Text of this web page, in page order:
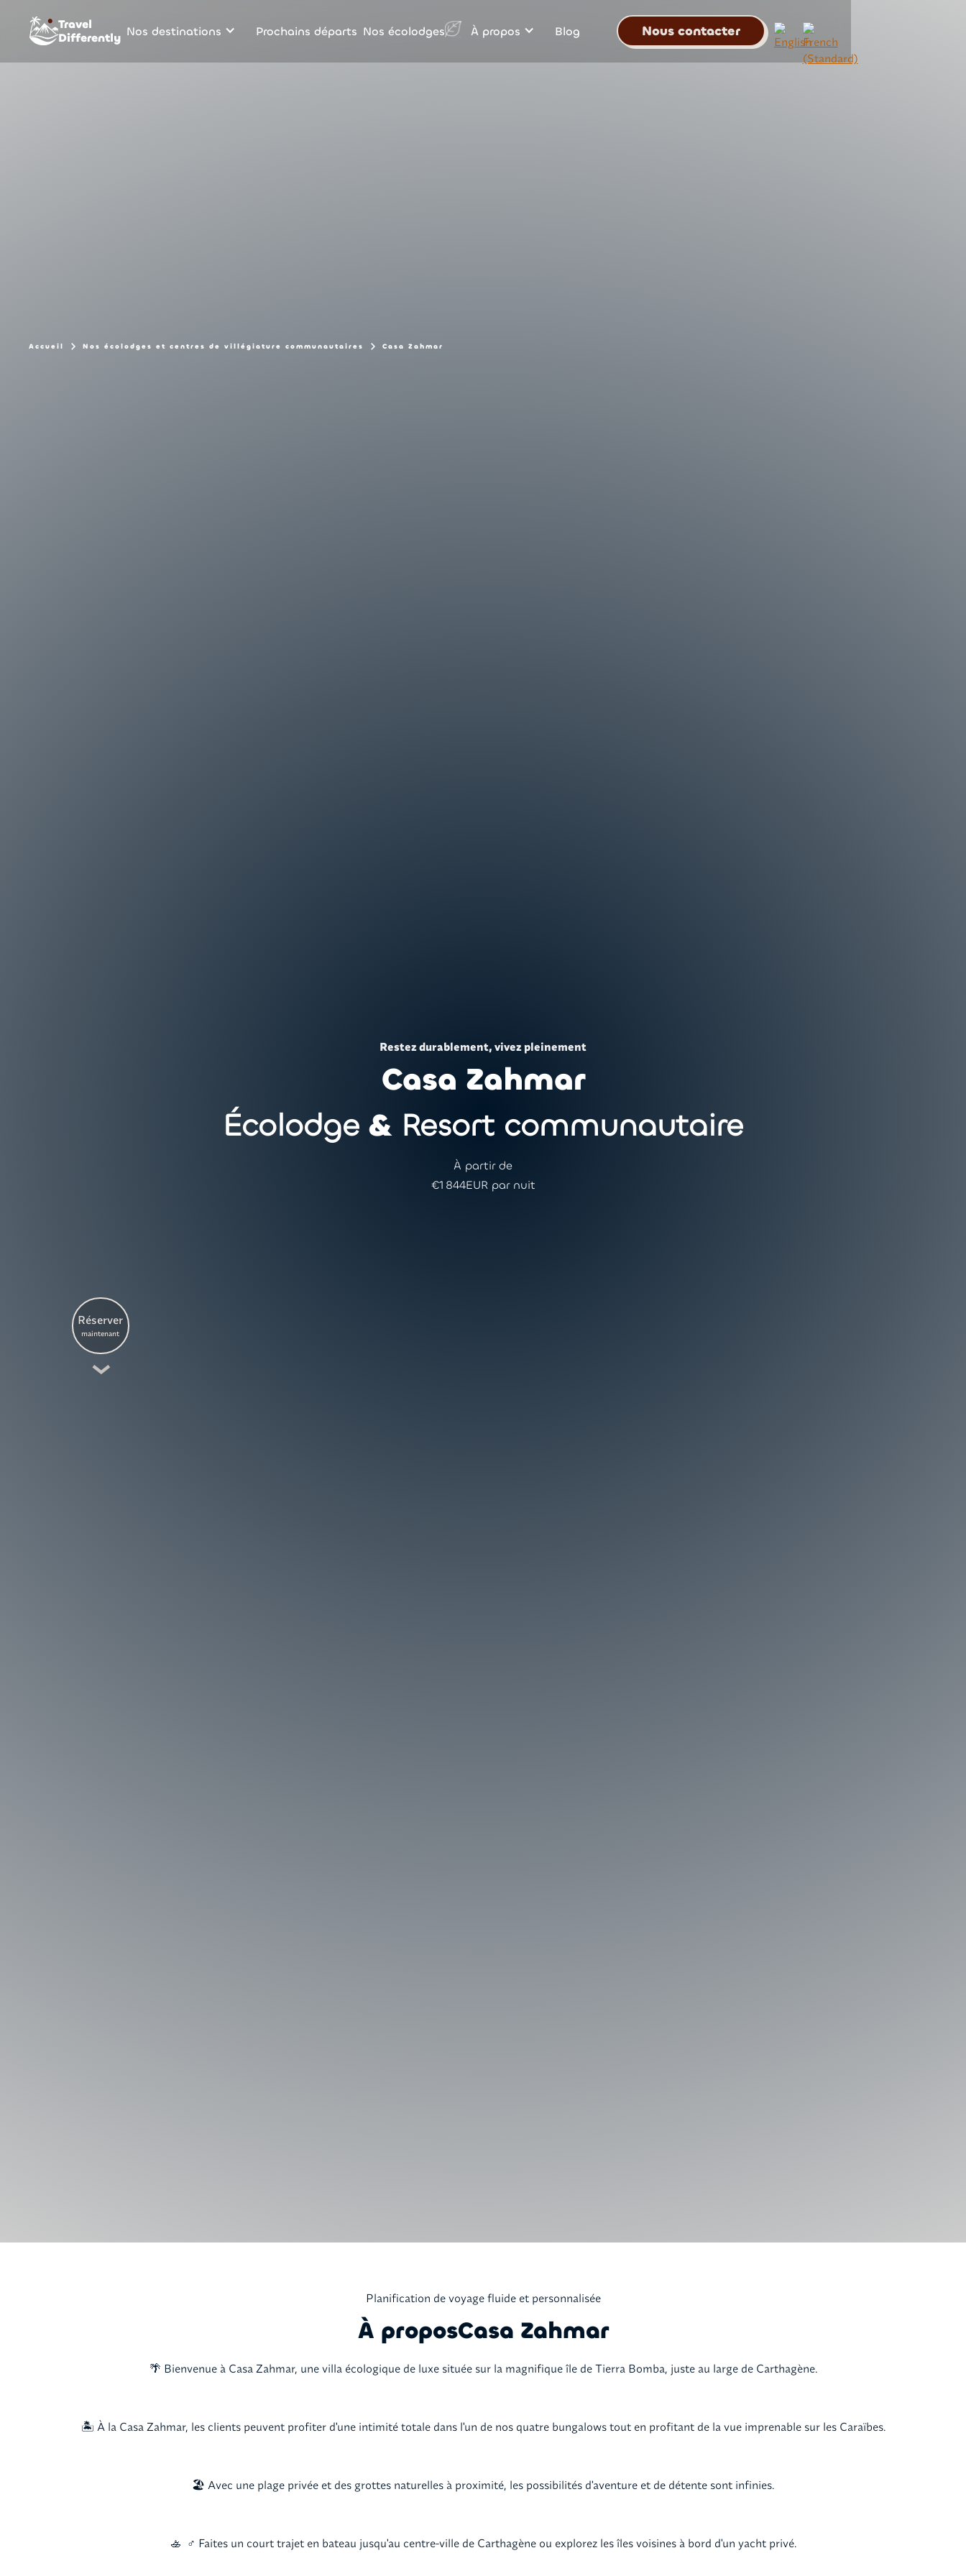
Travel
Differently Nos destinations Prochains départs Nos écolodges À propos Blog Nous contacter
Restez durablement, vivez pleinement
Casa Zahmar
Écolodge & Resort communautaire
À partir de
€1 844EUR par nuit
Réserver
maintenant
Accueil Nos écolodges et centres de villégiature communautaires Casa Zahmar
Planification de voyage fluide et personnalisée
À proposCasa Zahmar
🌴 Bienvenue à Casa Zahmar, une villa écologique de luxe située sur la magnifique île de Tierra Bomba, juste au large de Carthagène.
🏝️ À la Casa Zahmar, les clients peuvent profiter d'une intimité totale dans l'un de nos quatre bungalows tout en profitant de la vue imprenable sur les Caraïbes.
🏖️ Avec une plage privée et des grottes naturelles à proximité, les possibilités d'aventure et de détente sont infinies.
🚣 ‍ ♂️ Faites un court trajet en bateau jusqu'au centre-ville de Carthagène ou explorez les îles voisines à bord d'un yacht privé.